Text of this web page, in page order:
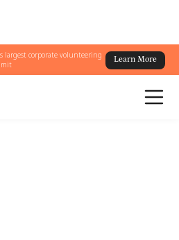
largest corporate volunteering
Learn More